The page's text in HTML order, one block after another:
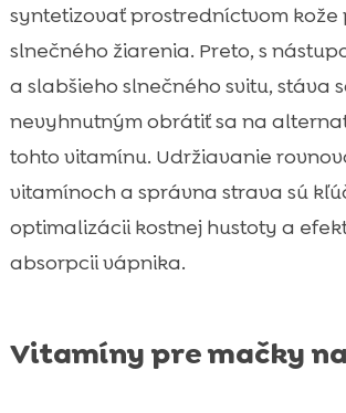
syntetizovať prostredníctvom
slnečného žiarenia. Preto, s
a slabšieho slnečného svitu, stáva
nevyhnutným obrátiť sa na
tohto vitamínu. Udržiavanie
vitamínoch a správna strava sú
optimalizácii kostnej hustoty a
absorpcii vápnika.
Vitamíny pre mačky